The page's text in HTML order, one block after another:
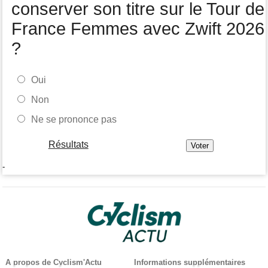
conserver son titre sur le Tour de
France Femmes avec Zwift 2026
?
Oui
Non
Ne se prononce pas
Résultats
-
A propos de Cyclism'Actu Informations supplémentaires